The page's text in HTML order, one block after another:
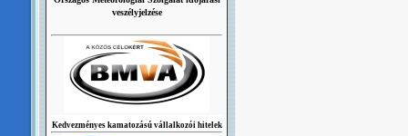
veszélyjelzése
Kedvezményes kamatozású vállalkozói hitelek